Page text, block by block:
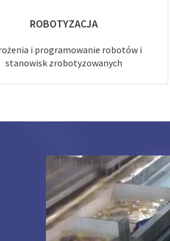
ROBOTYZACJA
i programowanie robotów i
stanowisk zrobotyzowanych